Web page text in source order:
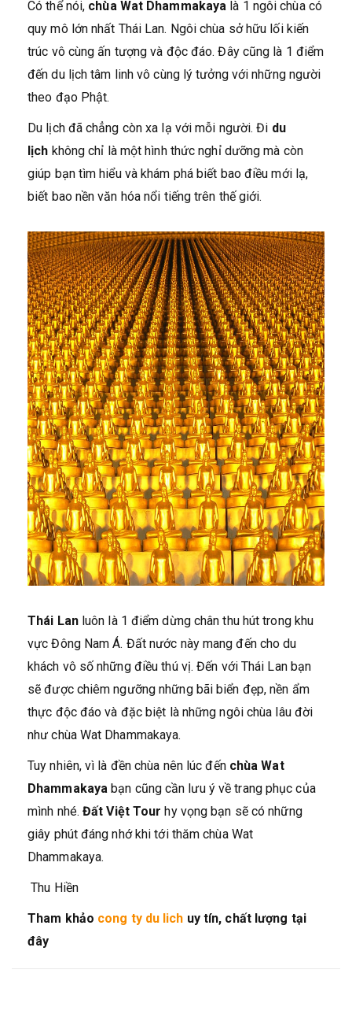
Có thể nói, chùa Wat Dhammakaya là 1 ngôi chùa có
quy mô lớn nhất Thái Lan. Ngôi chùa sở hữu lối kiến
trúc vô cùng ấn tượng và độc đáo. Đây cũng là 1 điểm
đến du lịch tâm linh vô cùng lý tưởng với những người
theo đạo Phật.
Du lịch đã chẳng còn xa lạ với mỗi người. Đi du
lịch không chỉ là một hình thức nghỉ dưỡng mà còn
giúp bạn tìm hiểu và khám phá biết bao điều mới lạ,
biết bao nền văn hóa nổi tiếng trên thế giới.
Thái Lan luôn là 1 điểm dừng chân thu hút trong khu
vực Đông Nam Á. Đất nước này mang đến cho du
khách vô số những điều thú vị. Đến với Thái Lan bạn
sẽ được chiêm ngưỡng những bãi biển đẹp, nền ẩm
thực độc đáo và đặc biệt là những ngôi chùa lâu đời
như chùa Wat Dhammakaya.
Tuy nhiên, vì là đền chùa nên lúc đến chùa Wat
Dhammakaya bạn cũng cần lưu ý về trang phục của
mình nhé. Đất Việt Tour hy vọng bạn sẽ có những
giây phút đáng nhớ khi tới thăm chùa Wat
Dhammakaya.
Thu Hiền
Tham khảo cong ty du lich uy tín, chất lượng tại
đây